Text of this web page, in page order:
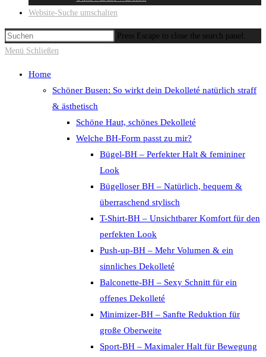
Website-Suche umschalten
Press Escape to close the search panel.
Menü Schließen
Home
Schöner Busen: So wirkt dein Dekolleté natürlich straff
& ästhetisch
Schöne Haut, schönes Dekolleté
Welche BH-Form passt zu mir?
Bügel-BH – Perfekter Halt & femininer
Look
Bügelloser BH – Natürlich, bequem &
überraschend stylisch
T-Shirt-BH – Unsichtbarer Komfort für den
perfekten Look
Push-up-BH – Mehr Volumen & ein
sinnliches Dekolleté
Balconette-BH – Sexy Schnitt für ein
offenes Dekolleté
Minimizer-BH – Sanfte Reduktion für
große Oberweite
Sport-BH – Maximaler Halt für Bewegung